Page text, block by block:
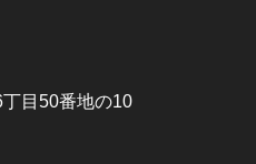
目50番地の10